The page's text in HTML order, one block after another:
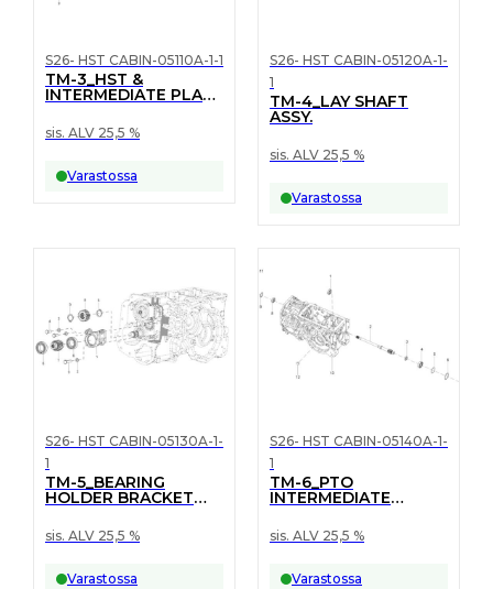
S26- HST CABIN-05110A-1-1
TM-3_HST &
INTERMEDIATE PLATE
sis. ALV 25,5 %
Varastossa
S26- HST CABIN-05120A-1-
1
TM-4_LAY SHAFT
ASSY.
sis. ALV 25,5 %
Varastossa
S26- HST CABIN-05130A-1-
1
TM-5_BEARING
HOLDER BRACKET
sis. ALV 25,5 %
Varastossa
S26- HST CABIN-05140A-1-
1
TM-6_PTO
INTERMEDIATE
sis. ALV 25,5 %
Varastossa